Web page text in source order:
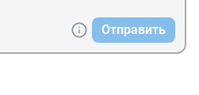
Отправить